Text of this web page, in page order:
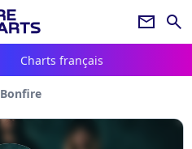
newsletter search
Charts français
Bonfire